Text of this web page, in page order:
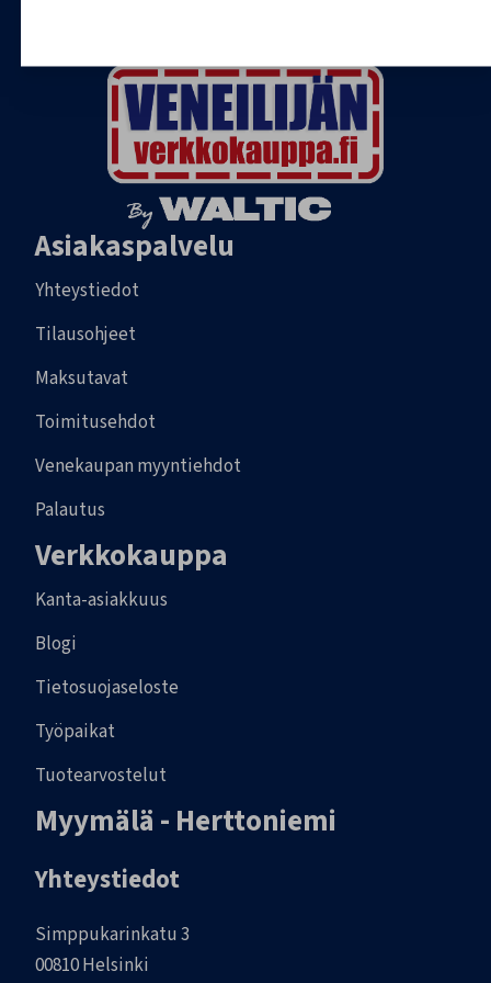
Asiakaspalvelu
Yhteystiedot
Tilausohjeet
Maksutavat
Toimitusehdot
Venekaupan myyntiehdot
Palautus
Verkkokauppa
Kanta-asiakkuus
Blogi
Tietosuojaseloste
Työpaikat
Tuotearvostelut
Myymälä - Herttoniemi
Yhteystiedot
Simppukarinkatu 3
00810 Helsinki